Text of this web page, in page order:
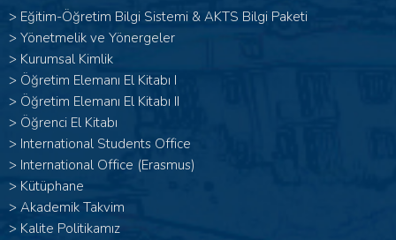
> Eğitim-Öğretim Bilgi Sistemi & AKTS Bilgi Paketi
> Yönetmelik ve Yönergeler
> Kurumsal Kimlik
> Öğretim Elemanı El Kitabı I
> Öğretim Elemanı El Kitabı II
> Öğrenci El Kitabı
> International Students Office
> International Office (Erasmus)
> Kütüphane
> Akademik Takvim
> Kalite Politikamız